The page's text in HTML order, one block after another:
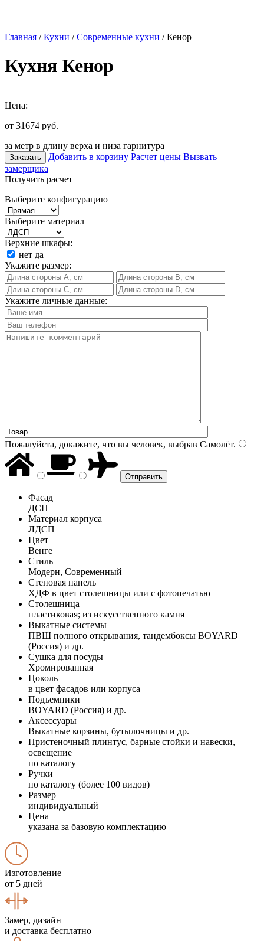
Главная /Кухни /Современные кухни / Кенор
Кухня Кенор
Цена:
от 31674 руб.
за метр в длину верха и низа гарнитура
Заказать Добавить в корзину Расчет цены Вызвать
замерщика
Получить расчет
Выберите конфигурацию
Выберите материал
Верхние шкафы:
нет да
Укажите размер:
Укажите личные данные:
Пожалуйста, докажите, что вы человек, выбрав Самолёт.
Фасад
ДСП
Материал корпуса
ЛДСП
Цвет
Венге
Стиль
Модерн, Современный
Стеновая панель
ХДФ в цвет столешницы или с фотопечатью
Столешница
пластиковая; из искусственного камня
Выкатные системы
ПВШ полного открывания, тандембоксы BOYARD
(Россия) и др.
Сушка для посуды
Хромированная
Цоколь
в цвет фасадов или корпуса
Подъемники
BOYARD (Россия) и др.
Аксессуары
Выкатные корзины, бутылочницы и др.
Пристеночный плинтус, барные стойки и навески,
освещение
по каталогу
Ручки
по каталогу (более 100 видов)
Размер
индивидуальный
Цена
указана за базовую комплектацию
Изготовление
от 5 дней
Замер, дизайн
и доставка бесплатно